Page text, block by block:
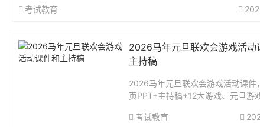
考试教育
2026马年元旦联欢会游戏活动
主持稿
2026马年元旦联欢会游戏活动课件
页PPT+主持稿+12大游戏、元旦游
考试教育